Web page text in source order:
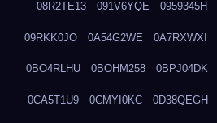
08R2TE13 091V6YQE 0959345H
09RKK0JO 0A54G2WE 0A7RXWXI
0BO4RLHU 0BOHM258 0BPJ04DK
0CA5T1U9 0CMYI0KC 0D38QEGH